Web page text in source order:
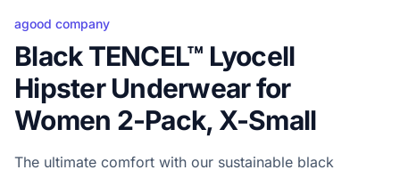
agood company
Black TENCEL™ Lyocell
Hipster Underwear for
Women 2-Pack, X-Small
The ultimate comfort with our sustainable black